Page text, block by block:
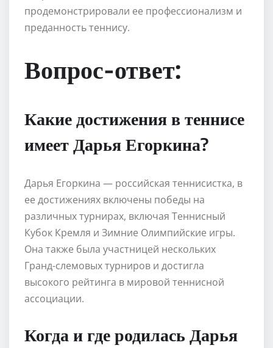
продемонстрировали ее профессионализм и
преданность теннису.
Вопрос-ответ:
Какие достижения в теннисе
имеет Дарья Егоркина?
Дарья Егоркина — российская теннисистка, в
ее достижениях включены победы на
различных турнирах, включая Теннисный
Кубок Кремля и Зимние Олимпийские игры.
Она также была участницей нескольких
Гранд-слемовых турниров и достигла
высокого рейтинга в мировой теннисной
ассоциации.
Когда и где родилась Дарья